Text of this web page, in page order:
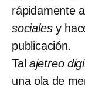
rápidamente
socialesy
publicación.
Tal ajetreo
una ola de